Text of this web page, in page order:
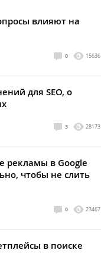
влияют на
0 15636
для SEO, о
3 28173
рекламы в Google
чтобы не слить
0 23467
в поиске